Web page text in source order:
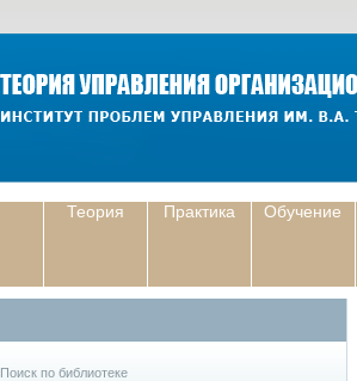
Теория Практика Обучение
Поиск по библиотеке